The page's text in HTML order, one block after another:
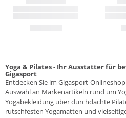
Yoga & Pilates - Ihr Ausstatter für
Gigasport
Entdecken Sie im Gigasport-
Auswahl an Markenartikeln rund um
Yogabekleidung über durchdachte
rutschfesten Yogamatten und